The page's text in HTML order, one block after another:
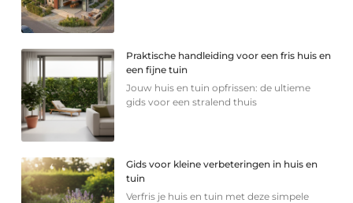
Praktische handleiding voor een fris huis en
een fijne tuin
Jouw huis en tuin opfrissen: de ultieme
gids voor een stralend thuis
Gids voor kleine verbeteringen in huis en
tuin
Verfris je huis en tuin met deze simpele